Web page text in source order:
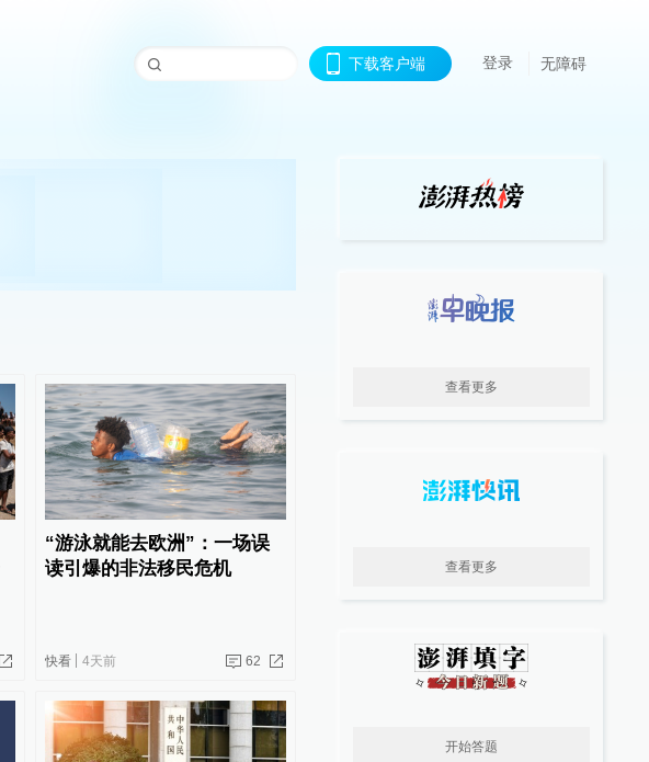
下载客户端 登录 无障碍
“游泳就能去欧洲”：一场误
读引爆的非法移民危机
快看 4天前 62
查看更多
查看更多
开始答题